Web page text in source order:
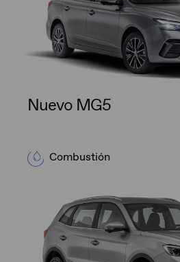
Nuevo MG5
Combustión